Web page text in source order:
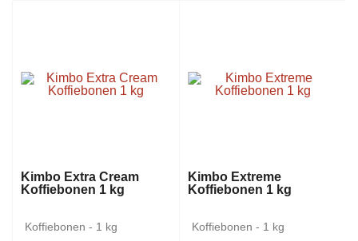
Kimbo Extra Cream
Koffiebonen 1 kg
Koffiebonen - 1 kg
Kimbo Extreme
Koffiebonen 1 kg
Koffiebonen - 1 kg